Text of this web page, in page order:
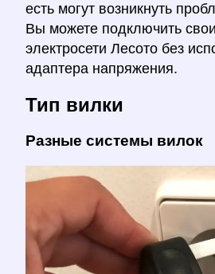
есть могут возникнуть
Вы можете подключить
электросети Лесото без
адаптера напряжения.
Тип вилки
Разные системы вилок